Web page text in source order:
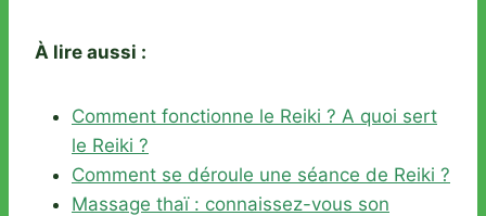
À lire aussi :
Comment fonctionne le Reiki ? A quoi sert
le Reiki ?
Comment se déroule une séance de Reiki ?
Massage thaï : connaissez-vous son